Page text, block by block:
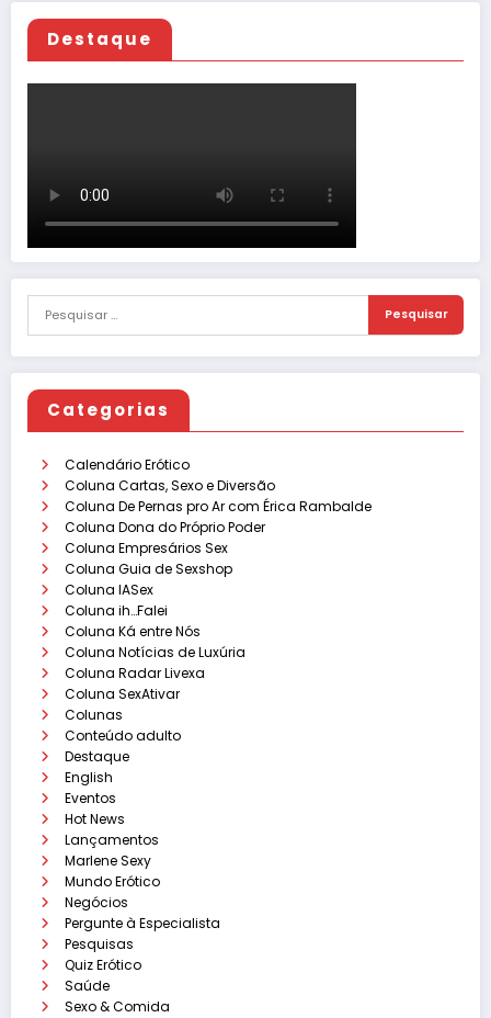
Destaque
Categorias
Calendário Erótico
Coluna Cartas, Sexo e Diversão
Coluna De Pernas pro Ar com Érica Rambalde
Coluna Dona do Próprio Poder
Coluna Empresários Sex
Coluna Guia de Sexshop
Coluna IASex
Coluna ih…Falei
Coluna Ká entre Nós
Coluna Notícias de Luxúria
Coluna Radar Livexa
Coluna SexAtivar
Colunas
Conteúdo adulto
Destaque
English
Eventos
Hot News
Lançamentos
Marlene Sexy
Mundo Erótico
Negócios
Pergunte à Especialista
Pesquisas
Quiz Erótico
Saúde
Sexo & Comida